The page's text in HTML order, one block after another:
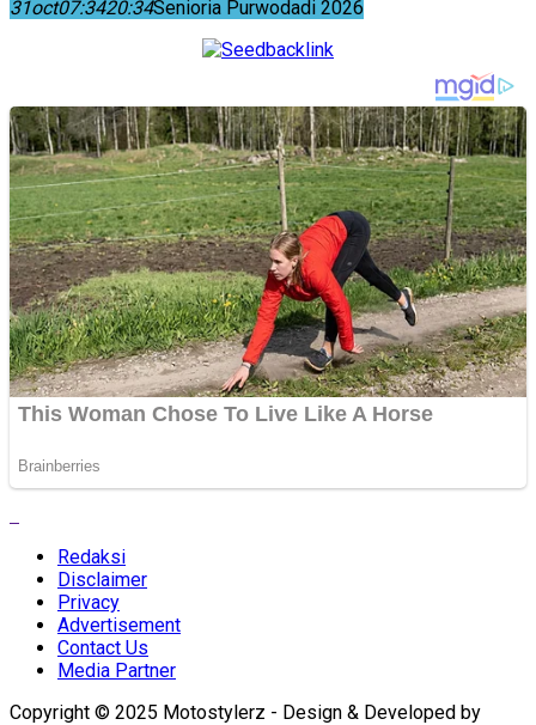
31oct07:3420:34Senioria Purwodadi 2026
Redaksi
Disclaimer
Privacy
Advertisement
Contact Us
Media Partner
Copyright © 2025 Motostylerz - Design & Developed by